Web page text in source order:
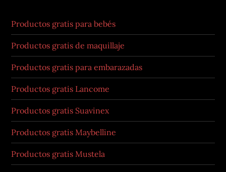
Productos gratis para bebés
Productos gratis de maquillaje
Productos gratis para embarazadas
Productos gratis Lancome
Productos gratis Suavinex
Productos gratis Maybelline
Productos gratis Mustela